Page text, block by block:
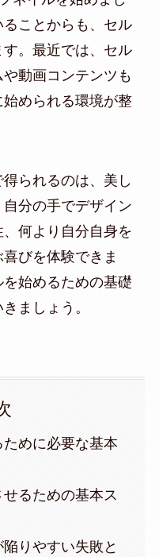
ことからも、セル
。最近では、セル
動画コンテンツも
められる環境が整
られるのは、美し
分の手でデザイン
何より自分自身を
びを体験できま
始めるための基礎
ましょう。
めに必要な基本
るための基本ス
りやすい失敗と